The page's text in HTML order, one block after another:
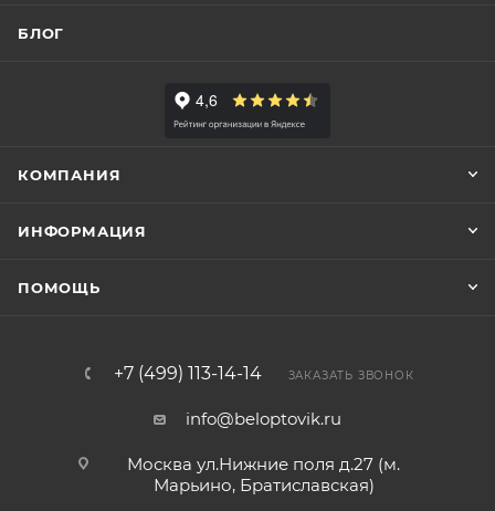
БЛОГ
КОМПАНИЯ
ИНФОРМАЦИЯ
ПОМОЩЬ
+7 (499) 113-14-14 ЗАКАЗАТЬ ЗВОНОК
info@beloptovik.ru
Москва ул.Нижние поля д.27 (м.
Марьино, Братиславская)